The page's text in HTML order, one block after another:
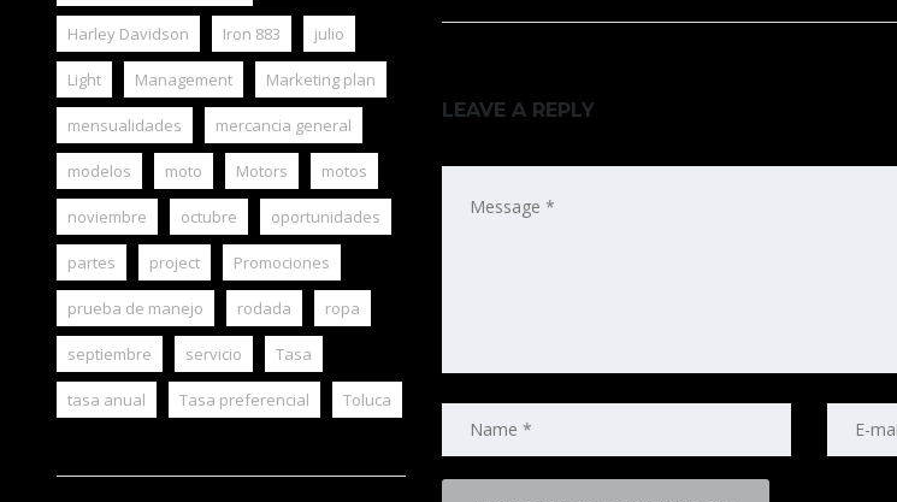
LEAVE A REPLY
Harley Davidson Iron 883 julio
Light Management Marketing plan
mensualidades mercancia general
modelos moto Motors motos
noviembre octubre oportunidades
partes project Promociones
prueba de manejo rodada ropa
septiembre servicio Tasa
tasa anual Tasa preferencial Toluca